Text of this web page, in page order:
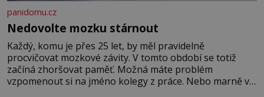
panidomu.cz
Nedovolte mozku stárnout
Každý, komu je přes 25 let, by měl pravidelně
procvičovat mozkové závity. V tomto období se totiž
začíná zhoršovat paměť. Možná máte problém
vzpomenout si na jméno kolegy z práce. Nebo marně v